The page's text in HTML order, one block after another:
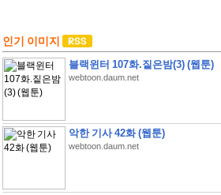
인기 이미지
블랙윈터 107화.짙은밤(3) (웹툰)
webtoon.daum.net
악한 기사 42화 (웹툰)
webtoon.daum.net